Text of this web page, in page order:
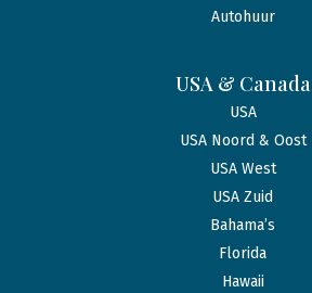
Autohuur
USA & Canada
USA
USA Noord & Oost
USA West
USA Zuid
Bahama’s
Florida
Hawaii